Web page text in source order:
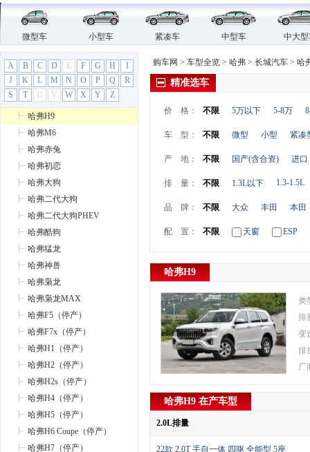
微型车 小型车 紧凑车 中型车 中大
A B C D E F G H
I
J
K L M N O P Q
R
S
T U V W X Y Z
哈弗(26)
长城汽车
哈弗H6
哈弗H6S
哈弗H6新能源
哈弗H9
哈弗M6
哈弗赤兔
哈弗初恋
哈弗大狗
哈弗二代大狗
哈弗二代大狗PHEV
哈弗酷狗
哈弗猛龙
哈弗神兽
哈弗枭龙
哈弗枭龙MAX
哈弗F5（停产）
哈弗F7x（停产）
哈弗H1（停产）
哈弗H2（停产）
哈弗H2s（停产）
哈弗H4（停产）
哈弗H5（停产）
哈弗H6 Coupe（停产）
哈弗H7（停产）
购车网 > 车型全览 > 哈弗 > 长城汽车 > 哈
精准选车
价 格： 不限 5万以下 5-8万
车 型： 不限 微型 小型 紧凑
产 地： 不限 国产(含合资) 进口
排 量： 不限 1.3L以下 1.3-1.5L
品 牌： 不限 大众 丰田 本田
配 置： 不限 天窗 ESP
哈弗H9
类
排
变
排
厂
哈弗H9 在产车型
2.0L排量
22款 2.0T 手自一体 四驱 全能型 5座